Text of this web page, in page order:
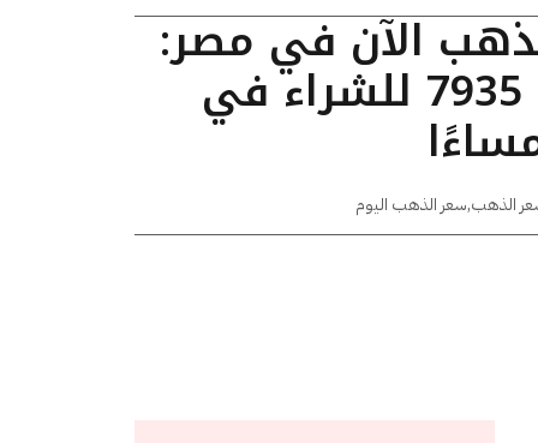
الآن في مصر:
عيار 24 يسجل 7935 للشراء في
الذهب,سعر الذهب اليوم